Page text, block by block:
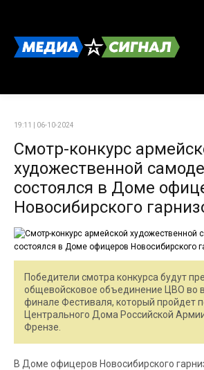
19:11 | 06-10-2024
Смотр-конкурс
художественной
состоялся в Доме
Новосибирского
Победители смотра конкурса будут
общевойсковое объединение ЦВО во
финале Фестиваля, который пройдет
Центрального Дома Российской
Френзе.
В Доме офицеров Новосибирского